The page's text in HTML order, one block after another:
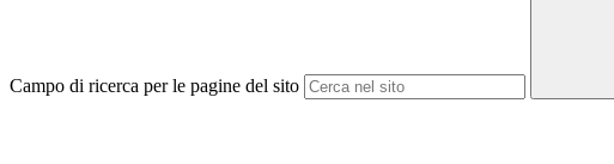
Campo di ricerca per le pagine del sito